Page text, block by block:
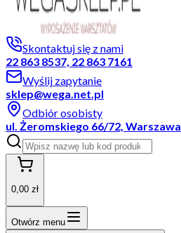
Skontaktuj się z nami
22 863 8537, 22 863 7161
Wyślij zapytanie
sklep@wega.net.pl
Odbiór osobisty
ul. Żeromskiego 66/72, Warszawa
0,00 zł
Otwórz menu